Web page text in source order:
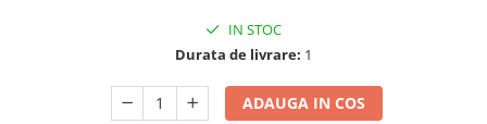
IN STOC
Durata de livrare: 1
ADAUGA IN COS